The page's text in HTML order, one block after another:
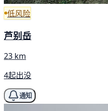
低风险
芦别岳
23 km
4起出没
通知